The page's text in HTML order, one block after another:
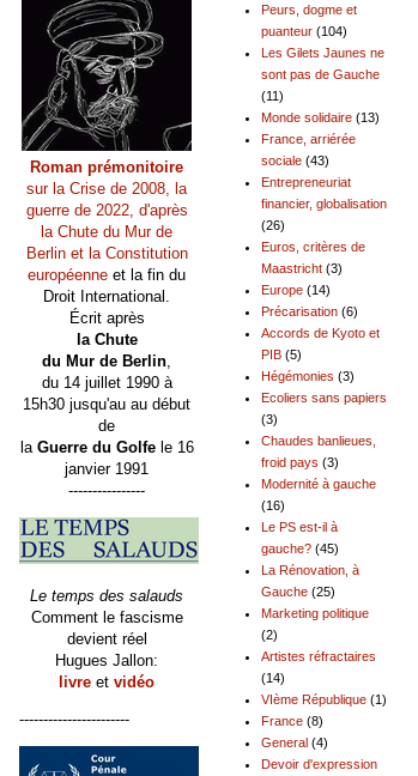
Peurs, dogme et
puanteur (104)
Les Gilets Jaunes ne
sont pas de Gauche
(11)
Monde solidaire (13)
France, arriérée
sociale (43)
Entrepreneuriat
financier, globalisation
(26)
Euros, critères de
Maastricht (3)
Europe (14)
Précarisation (6)
Accords de Kyoto et
PIB (5)
Hégémonies (3)
Ecoliers sans papiers
(3)
Chaudes banlieues,
froid pays (3)
Modernité à gauche
(16)
Le PS est-il à
gauche? (45)
La Rénovation, à
Gauche (25)
Marketing politique
(2)
Artistes réfractaires
(14)
VIème République (1)
France (8)
General (4)
Devoir d'expression
Roman prémonitoire
sur la Crise de 2008, la
guerre de 2022, d'après
la Chute du Mur de
Berlin et la Constitution
européenne et la fin du
Droit International.
Écrit après
la Chute
du Mur de Berlin
du 14 juillet 1990 à
15h30 jusqu'au au début
de
la Guerre du Golfele 16
janvier 1991
----------------
Le temps des salauds
Comment le fascisme
devient réel
Hugues Jallon:
livre et vidéo
-----------------------